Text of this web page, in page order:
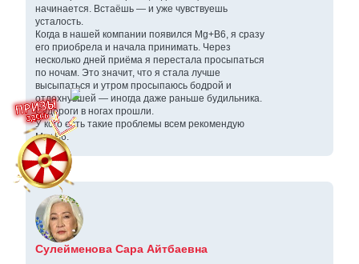
начинается. Встаёшь — и уже чувствуешь
усталость.
Когда в нашей компании появился Mg+B6, я сразу
его приобрела и начала принимать. Через
несколько дней приёма я перестала просыпаться
по ночам. Это значит, что я стала лучше
высыпаться и утром просыпаюсь бодрой и
отдохнувшей — иногда даже раньше будильника.
Судороги в ногах прошли.
У кого есть такие проблемы всем рекомендую
Mg+B6.
Сулейменова Сара Айтбаевна